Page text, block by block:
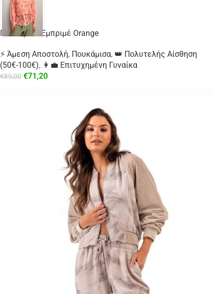
Πουκάμισο Εμπριμέ Orange
⚡ Άμεση Αποστολή, Πουκάμισα, 👑 Πολυτελής Αίσθηση
(50€-100€), 👩‍💼 Επιτυχημένη Γυναίκα
€89,00 €71,20